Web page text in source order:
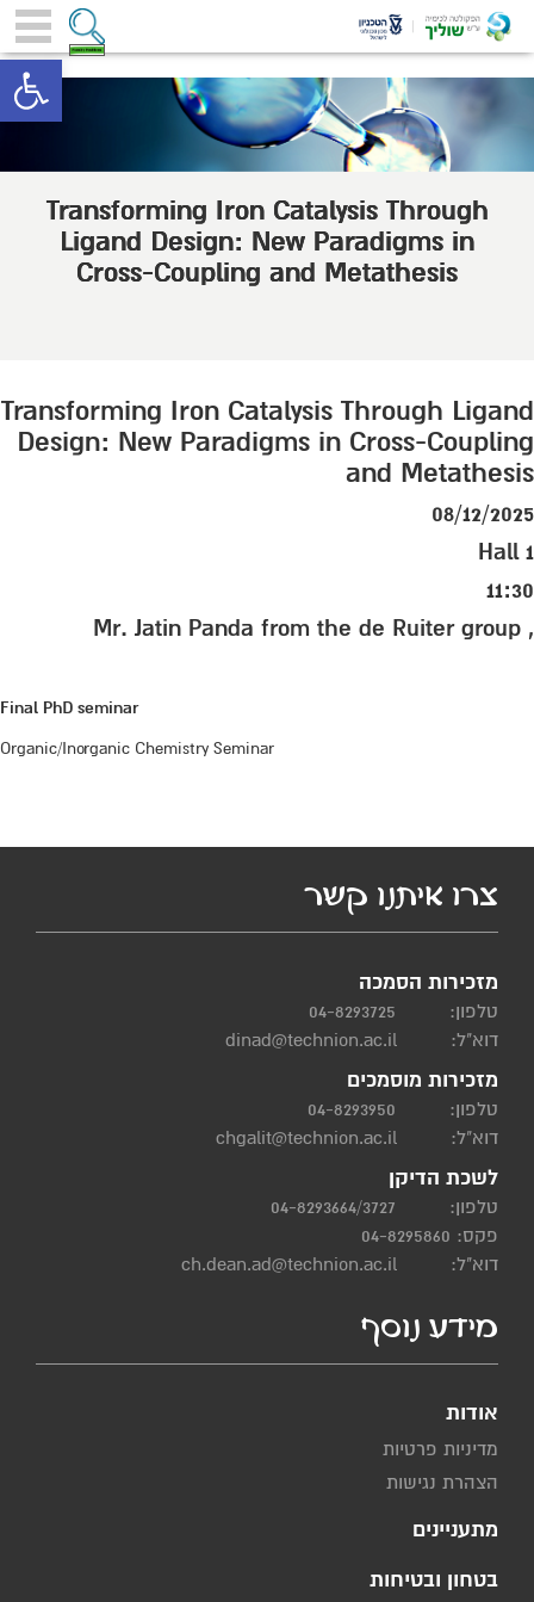
Transforming Iron Catalysis Through
Ligand Design: New Paradigms in
Cross-Coupling and Metathesis
Transforming Iron Catalysis Through Ligand
Design: New Paradigms in Cross-Coupling
and Metathesis
08/12/2025
Hall 1
11:30
, Mr. Jatin Panda from the de Ruiter group
Final PhD seminar
Organic/Inorganic Chemistry Seminar
צרו איתנו קשר
מזכירות הסמכה
טלפון:
04-8293725
דוא"ל:
dinad@technion.ac.il
מזכירות מוסמכים
טלפון:
04-8293950
דוא"ל:
chgalit@technion.ac.il
לשכת הדיקן
טלפון:
04-8293664/3727
פקס: 04-8295860
דוא"ל:
ch.dean.ad@technion.ac.il
מידע נוסף
אודות
מדיניות פרטיות
הצהרת נגישות
מתעניינים
בטחון ובטיחות